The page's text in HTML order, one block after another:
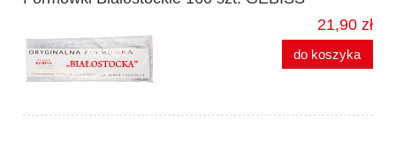
21,90 zł
do koszyka